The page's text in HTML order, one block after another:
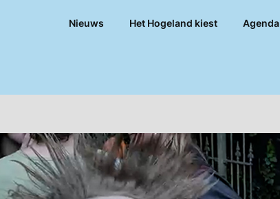
Nieuws Het Hogeland kiest Agenda